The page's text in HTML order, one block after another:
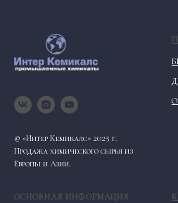
© «Интер Кемикалс» 2025 г.
Продажа химического сырья из
Европы и Азии.
ОСНОВНАЯ ИНФОРМАЦИЯ